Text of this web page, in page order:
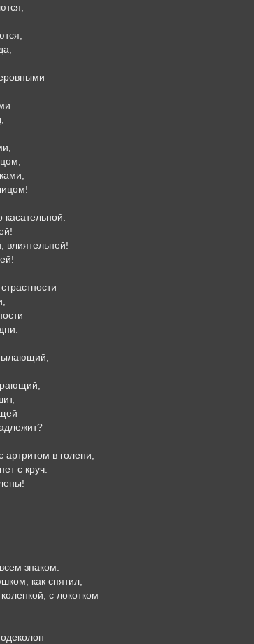
–
касательной:
влиятельней!
артритом в голени,
с круч:
знаком:
как спятил,
с локотком